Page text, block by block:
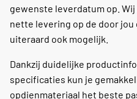
gewenste leverdatum op.
nette levering op de door
uiteraard ook mogelijk.
Dankzij duidelijke
specificaties kun je
opdienmateriaal het beste